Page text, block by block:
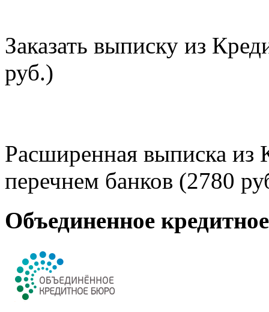
Заказать выписку из
руб.)
Расширенная выписка из
перечнем банков (2780
Объединенное